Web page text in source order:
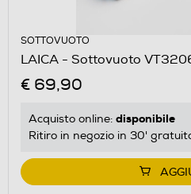
SOTTOVUOTO
LAICA - Sottovuoto
€ 69,90
Acquisto online: disponibile
Ritiro in negozio in 30'